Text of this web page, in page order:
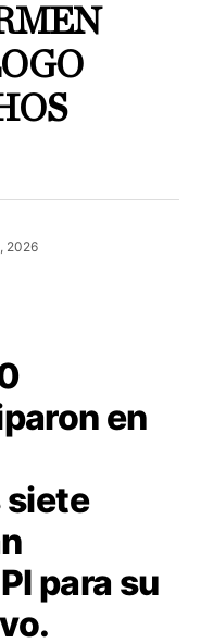
2026
en
siete
para su